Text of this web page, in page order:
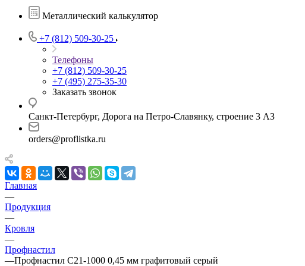
Металлический калькулятор
+7 (812) 509-30-25
Телефоны
+7 (812) 509-30-25
+7 (495) 275-35-30
Заказать звонок
Санкт-Петербург, Дорога на Петро-Славянку, строение 3 АЗ
orders@proflistka.ru
Главная
—
Продукция
—
Кровля
—
Профнастил
—Профнастил С21-1000 0,45 мм графитовый серый